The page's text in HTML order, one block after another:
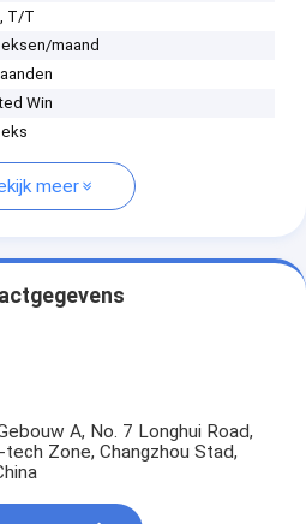
T/T
maand
Win
meer
A, No. 7 Longhui Road,
Zone, Changzhou Stad,